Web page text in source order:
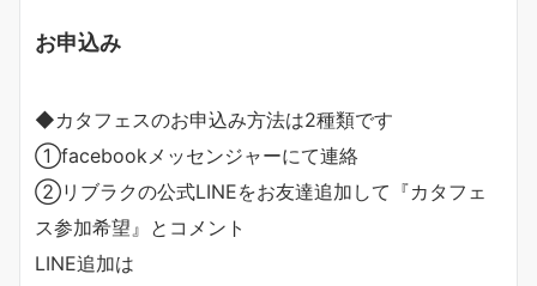
お申込み
◆カタフェスのお申込み方法は2種類です
①facebookメッセンジャーにて連絡
②リブラクの公式LINEをお友達追加して『カタフェ
ス参加希望』とコメント
LINE追加は